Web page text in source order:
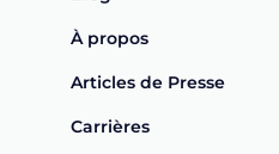
À propos
Articles de Presse
Carrières